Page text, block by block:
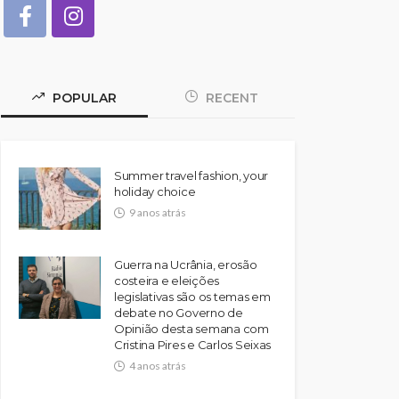
POPULAR RECENT
Summer travel fashion, your
holiday choice
9 anos atrás
Guerra na Ucrânia, erosão
costeira e eleições
legislativas são os temas em
debate no Governo de
Opinião desta semana com
Cristina Pires e Carlos Seixas
4 anos atrás